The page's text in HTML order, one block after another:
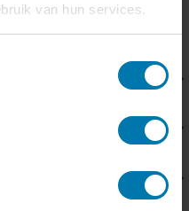
van hun services.
*
*
*